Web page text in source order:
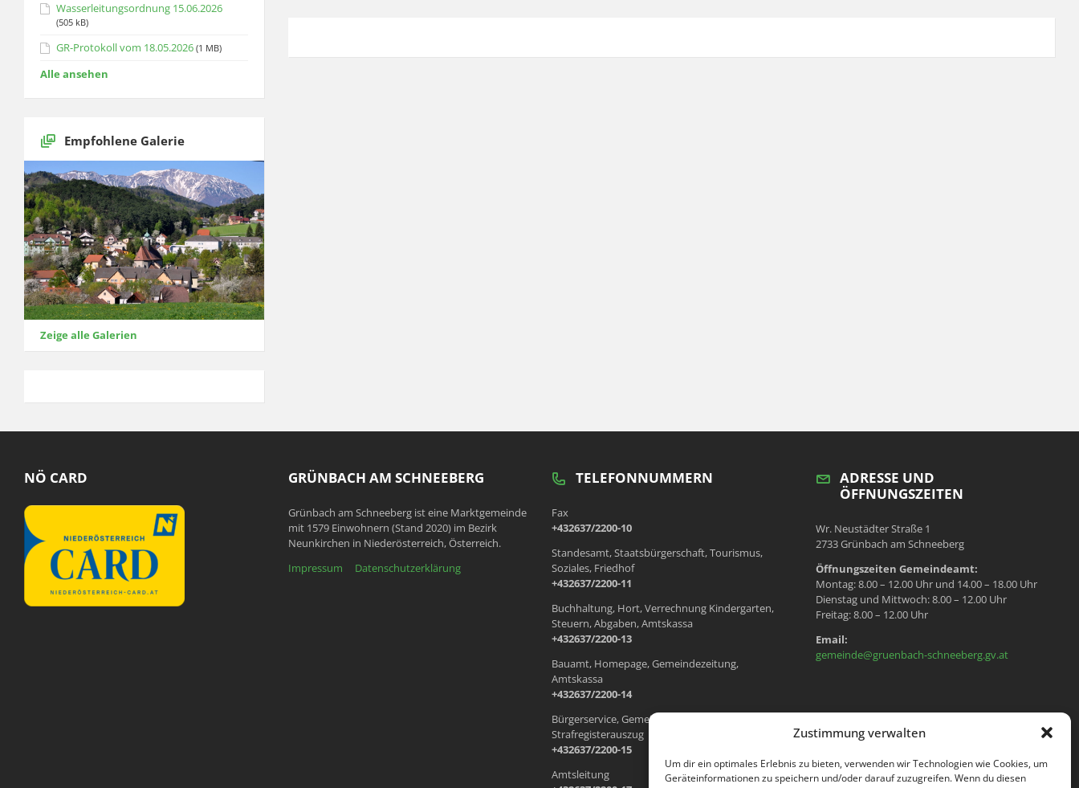
Zustimmung verwalten
Um dir ein optimales Erlebnis zu bieten, verwenden wir Technologien wie Cookies, um
Geräteinformationen zu speichern und/oder darauf zuzugreifen. Wenn du diesen
Wasserleitungsordnung 15.06.2026
(505 kB)
GR-Protokoll vom 18.05.2026 (1 MB)
Alle ansehen
Empfohlene Galerie
Zeige alle Galerien
NÖ CARD GRÜNBACH AM SCHNEEBERG
Grünbach am Schneeberg ist eine Marktgemeinde
mit 1579 Einwohnern (Stand 2020) im Bezirk
Neunkirchen in Niederösterreich, Österreich.
Impressum
Datenschutzerklärung
TELEFONNUMMERN
Fax
+432637/2200-10
Standesamt, Staatsbürgerschaft, Tourismus,
Soziales, Friedhof
+432637/2200-11
Buchhaltung, Hort, Verrechnung Kindergarten,
Steuern, Abgaben, Amtskassa
+432637/2200-13
Bauamt, Homepage, Gemeindezeitung,
Amtskassa
+432637/2200-14
Bürgerservice, Gemeindewohnungen, Meldeamt,
Strafregisterauszug
+432637/2200-15
Amtsleitung
ADRESSE UND
ÖFFNUNGSZEITEN
Wr. Neustädter Straße 1
2733 Grünbach am Schneeberg
Öffnungszeiten Gemeindeamt:
Montag: 8.00 – 12.00 Uhr und 14.00 – 18.00 Uhr
Dienstag und Mittwoch: 8.00 – 12.00 Uhr
Freitag: 8.00 – 12.00 Uhr
Email:
gemeinde@gruenbach-schneeberg.gv.at